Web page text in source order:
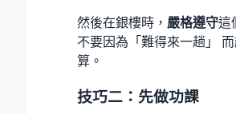
然後在銀樓時， 嚴格遵守這
不要因為「難得來一趟」
算。
技巧二：先做功課